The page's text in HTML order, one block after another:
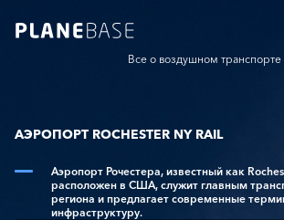
Все о воздушном транспорте
АЭРОПОРТ ROCHESTER NY RAIL
Аэропорт Рочестера, известный как
расположен в США, служит главным
региона и предлагает современные
инфраструктуру.